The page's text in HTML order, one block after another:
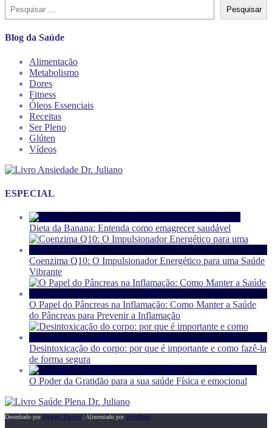
Pesquisar
Blog da Saúde
Alimentação
Metabolismo
Dores
Fitness
Óleos Essenciais
Receitas
Ser Pleno
Glúten
Vídeos
ESPECIAL
Dieta da Banana: Entenda como emagrecer saudável
Coenzima Q10: O Impulsionador Energético para uma Saúde
Vibrante
O Papel do Pâncreas na Inflamação: Como Manter a Saúde
do Pâncreas para Prevenir a Inflamação
Desintoxicação do corpo: por que é importante e como fazê-la
de forma segura
O Poder da Gratidão para a sua saúde Física e emocional
Desenhado por Elegant Themes | Alimentado porWordPress